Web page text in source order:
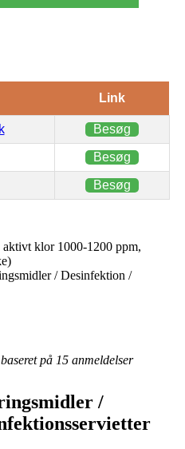
Link
Besøg
Besøg
Besøg
klor 1000-1200 ppm,
/ Desinfektion /
på 15 anmeldelser
/